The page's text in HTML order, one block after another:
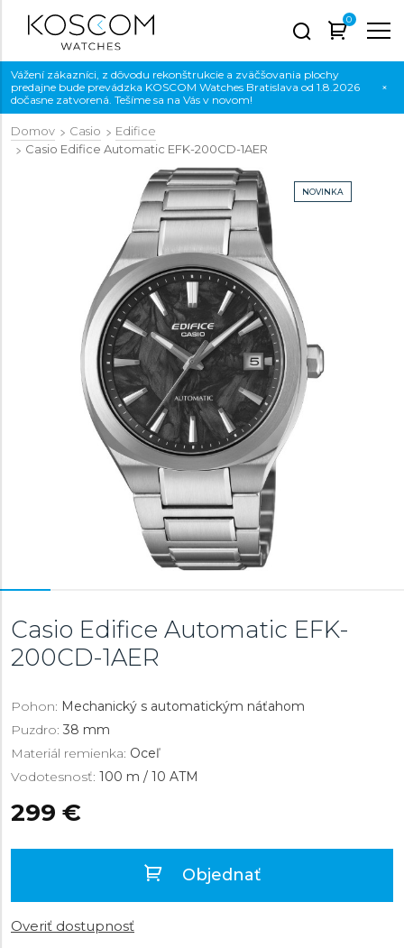
0
Vážení zákazníci, z dôvodu rekonštrukcie a zväčšovania plochy
predajne bude prevádzka KOSCOM Watches Bratislava od 1.8.2026
dočasne zatvorená. Tešíme sa na Vás v novom!
×
Domov Casio
Edifice
Casio Edifice Automatic EFK-200CD-1AER
NOVINKA
Casio Edifice Automatic EFK-
200CD-1AER
Pohon: Mechanický s automatickým náťahom
Puzdro: 38 mm
Materiál remienka: Oceľ
Vodotesnosť: 100 m / 10 ATM
299 €
Objednať
Overiť dostupnosť